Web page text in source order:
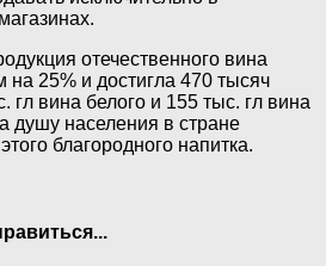
отечественного вина
на 25% и достигла 470 тысяч
гл вина белого и 155 тыс. гл вина
душу населения в стране
благородного напитка.